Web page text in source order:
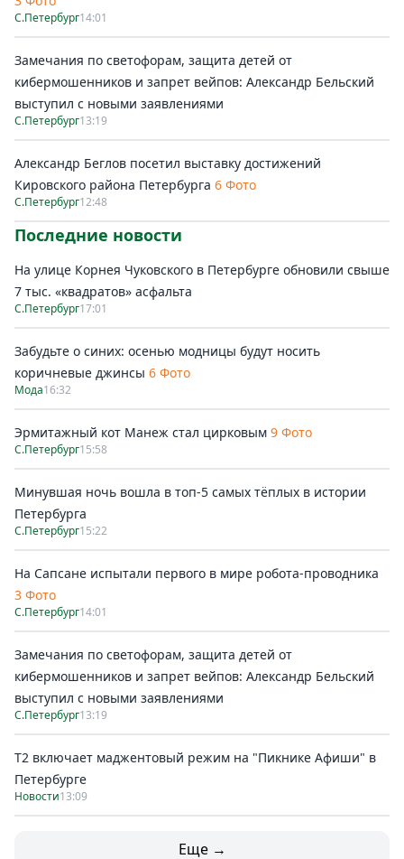
С.Петербург14:01
Замечания по светофорам, защита детей от
кибермошенников и запрет вейпов: Александр Бельский
выступил с новыми заявлениями
С.Петербург13:19
Александр Беглов посетил выставку достижений
Кировского района Петербурга 6 Фото
С.Петербург12:48
Последние новости
На улице Корнея Чуковского в Петербурге обновили свыше
7 тыс. «квадратов» асфальта
С.Петербург17:01
Забудьте о синих: осенью модницы будут носить
коричневые джинсы 6 Фото
Мода16:32
Эрмитажный кот Манеж стал цирковым 9 Фото
С.Петербург15:58
Минувшая ночь вошла в топ-5 самых тёплых в истории
Петербурга
С.Петербург15:22
На Сапсане испытали первого в мире робота-проводника
3 Фото
С.Петербург14:01
Замечания по светофорам, защита детей от
кибермошенников и запрет вейпов: Александр Бельский
выступил с новыми заявлениями
С.Петербург13:19
Т2 включает маджентовый режим на "Пикнике Афиши" в
Петербурге
Новости13:09
Еще →